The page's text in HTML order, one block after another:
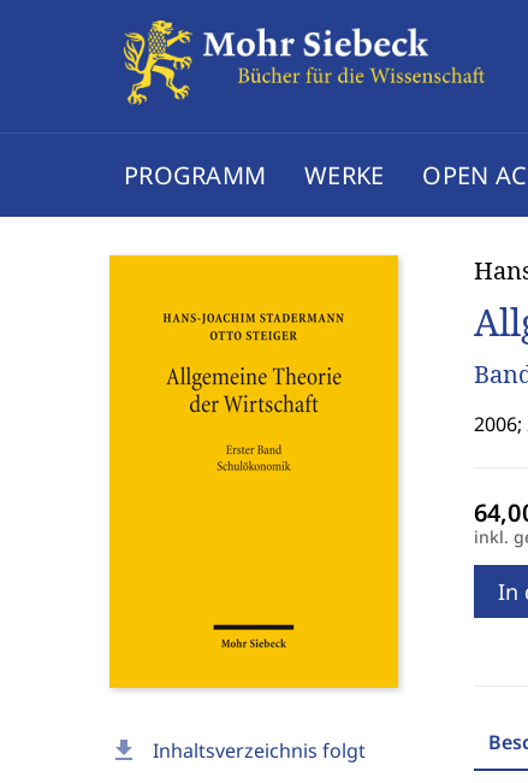
PROGRAMM WERKE OPEN
download Inhaltsverzeichnis folgt
inkl.
In